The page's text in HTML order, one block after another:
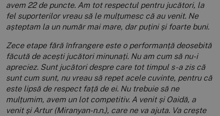
avem 22 de puncte. Am tot respectul pentru jucători, la
fel suporterilor vreau să le mulțumesc că au venit. Ne
așteptam la un număr mai mare, dar puțini și foarte buni.
Zece etape fără înfrangere este o performanță deosebită
făcută de acești jucători minunați. Nu am cum să nu-i
apreciez. Sunt jucători despre care tot timpul s-a zis că
sunt cum sunt, nu vreau să repet acele cuvinte, pentru că
este lipsă de respect față de ei. Nu trebuie să ne
mulțumim, avem un lot competitiv. A venit și Oaidă, a
venit și Artur (Miranyan-n.n.), care ne va ajuta. Va crește